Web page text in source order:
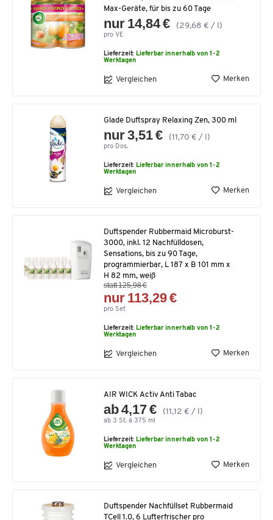
Max-Geräte, für bis zu 60 Tage
nur 14,84 € (29,68 € / l)
pro VE
Lieferzeit: Lieferbar innerhalb von 1-2
Werktagen
Vergleichen Merken
Glade Duftspray Relaxing Zen, 300 ml
nur 3,51 € (11,70 € / l)
pro Dos.
Lieferzeit: Lieferbar innerhalb von 1-2
Werktagen
Vergleichen Merken
Duftspender Rubbermaid Microburst-
3000, inkl. 12 Nachfülldosen,
Sensations, bis zu 90 Tage,
programmierbar, L 187 x B 101 mm x
H 82 mm, weiß
statt 125,98 €
nur 113,29 €
pro Set
Lieferzeit: Lieferbar innerhalb von 1-2
Werktagen
Vergleichen Merken
AIR WICK Activ Anti Tabac
ab 4,17 € (11,12 € / l)
ab 3 St. à 375 ml
Lieferzeit: Lieferbar innerhalb von 1-2
Werktagen
Vergleichen Merken
Duftspender Nachfüllset Rubbermaid
TCell 1.0, 6 Lufterfrischer pro